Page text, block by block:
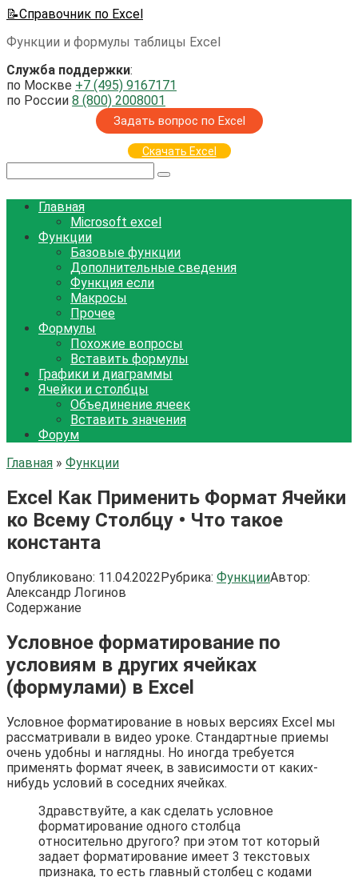
Перейти
контенту
📝Справочник по Excel
Функции и формулы таблицы Excel
Служба поддержки:
по Москве +7 (495) 9167171
по России 8 (800) 2008001
Задать вопрос по Excel
Скачать Excel
Главная
Microsoft excel
Функции
Базовые функции
Дополнительные сведения
Функция если
Макросы
Прочее
Формулы
Похожие вопросы
Вставить формулы
Графики и диаграммы
Ячейки и столбцы
Объединение ячеек
Вставить значения
Форум
Главная » Функции
Excel Как Применить Формат Ячейки
ко Всему Столбцу • Что такое
константа
Опубликовано: 11.04.2022Рубрика: ФункцииАвтор:
Александр Логинов
Содержание
Условное форматирование по
условиям в других ячейках
(формулами) в Excel
Условное форматирование в новых версиях Excel мы
рассматривали в видео уроке. Стандартные приемы
очень удобны и наглядны. Но иногда требуется
применять формат ячеек, в зависимости от каких-
нибудь условий в соседних ячейках.
Здравствуйте, а как сделать условное
форматирование одного столбца
относительно другого? при этом тот который
задает форматирование имеет 3 текстовых
признака, то есть главный столбец с кодами